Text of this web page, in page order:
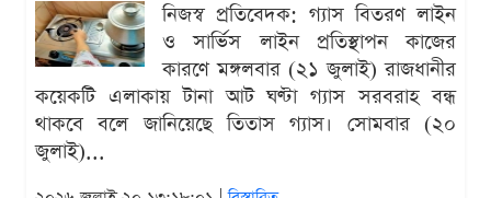
নিজস্ব প্রতিবেদক: গ্যাস বিতরণ লাইন
ও সার্ভিস লাইন প্রতিস্থাপন কাজের
কারণে মঙ্গলবার (২১ জুলাই) রাজধানীর
কয়েকটি এলাকায় টানা আট ঘণ্টা গ্যাস সরবরাহ বন্ধ
থাকবে বলে জানিয়েছে তিতাস গ্যাস। সোমবার (২০
জুলাই)...